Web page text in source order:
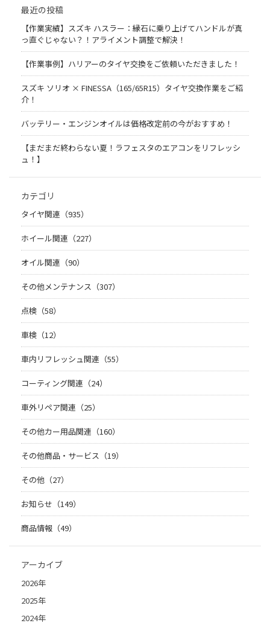
最近の投稿
【作業実績】スズキ ハスラー：縁石に乗り上げてハンドルが真
っ直ぐじゃない？！アライメント調整で解決！
【作業事例】ハリアーのタイヤ交換をご依頼いただきました！
スズキ ソリオ × FINESSA（165/65R15）タイヤ交換作業をご紹
介！
バッテリー・エンジンオイルは価格改定前の今がおすすめ！
【まだまだ終わらない夏！ラフェスタのエアコンをリフレッシ
ュ！】
カテゴリ
タイヤ関連（935）
ホイール関連（227）
オイル関連（90）
その他メンテナンス（307）
点検（58）
車検（12）
車内リフレッシュ関連（55）
コーティング関連（24）
車外リペア関連（25）
その他カー用品関連（160）
その他商品・サービス（19）
その他（27）
お知らせ（149）
商品情報（49）
アーカイブ
2026年
2025年
2024年